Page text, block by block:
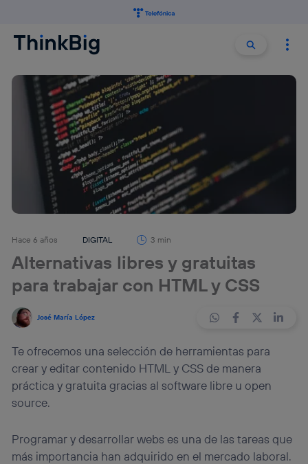
Buscar
Hace 6 años DIGITAL 3 min
Alternativas libres y gratuitas
para trabajar con HTML y CSS
José María López
Te ofrecemos una selección de herramientas para
crear y editar contenido HTML y CSS de manera
práctica y gratuita gracias al software libre u open
source.
Programar y desarrollar webs es una de las tareas que
más importancia han adquirido en el mercado laboral.